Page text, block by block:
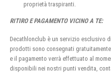
proprietà traspiranti.
RITIRO E PAGAMENTO VICINO A TE:
Decathlonclub è un servizio esclusivo
prodotti sono consegnati
e il pagamento verrà effettuato al
disponibili nei nostri punti vendita,